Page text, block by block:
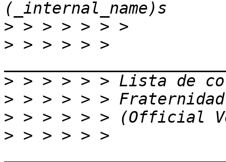
>
> > > > > >
>
>
>
> > > > > >